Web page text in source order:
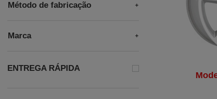
Método de fabricação
Marca
ENTREGA RÁPIDA